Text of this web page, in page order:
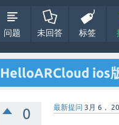
问题 未回答 标签
HelloARCloud ios
0 最新提问 3月 6，